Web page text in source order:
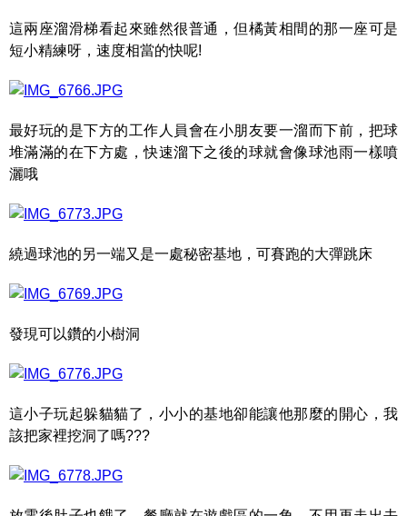
這兩座溜滑梯看起來雖然很普通，但橘黃相間的那一座可是
短小精練呀，速度相當的快呢!
最好玩的是下方的工作人員會在小朋友要一溜而下前，把球
堆滿滿的在下方處，快速溜下之後的球就會像球池雨一樣噴
灑哦
繞過球池的另一端又是一處秘密基地，可賽跑的大彈跳床
發現可以鑽的小樹洞
這小子玩起躲貓貓了，小小的基地卻能讓他那麼的開心，我
該把家裡挖洞了嗎???